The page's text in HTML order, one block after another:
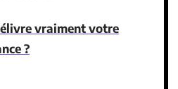
vraiment votre
?